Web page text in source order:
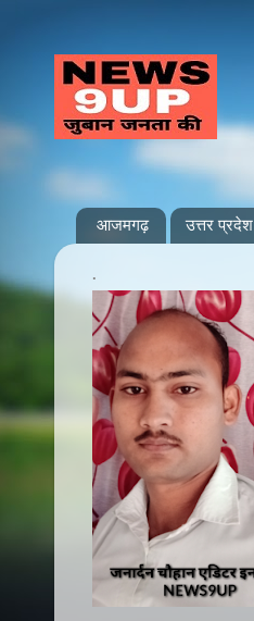
आजमगढ़ उत्तर प्रदेश
.